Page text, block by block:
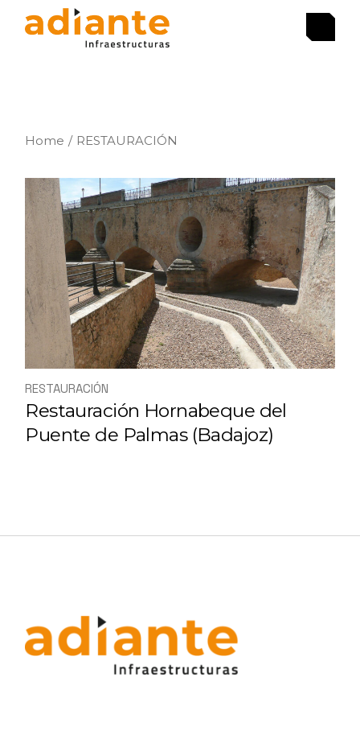
Home RESTAURACIÓN
RESTAURACIÓN
Restauración Hornabeque del
Puente de Palmas (Badajoz)